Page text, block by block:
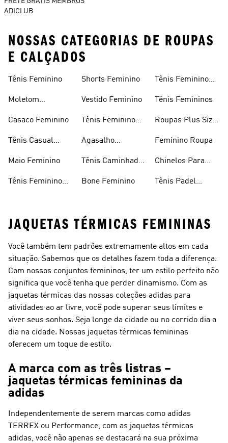
ADICLUB
NOSSAS CATEGORIAS DE ROUPAS
E CALÇADOS
Tênis Feminino
Moletom
Casaco Feminino
Tênis Casual
Maio Feminino
Tênis Feminino
Shorts Feminino
Vestido Feminino
Tênis Feminino
Agasalho
Tênis Caminhada
Bone Feminino
Tênis Feminino
Tênis Femininos
Roupas Plus Size
Feminino Roupa
Chinelos Para
Tênis Padel
JAQUETAS TÉRMICAS FEMININAS
Você também tem padrões extremamente altos em cada
situação. Sabemos que os detalhes fazem toda a diferença.
Com nossos conjuntos femininos, ter um estilo perfeito não
significa que você tenha que perder dinamismo. Com as
jaquetas térmicas das nossas coleções adidas para
atividades ao ar livre, você pode superar seus limites e
viver seus sonhos. Seja longe da cidade ou no corrido dia a
dia na cidade. Nossas jaquetas térmicas femininas
oferecem um toque de estilo.
A marca com as três listras –
jaquetas térmicas femininas da
adidas
Independentemente de serem marcas como adidas
TERREX ou Performance, com as jaquetas térmicas
adidas, você não apenas se destacará na sua próxima